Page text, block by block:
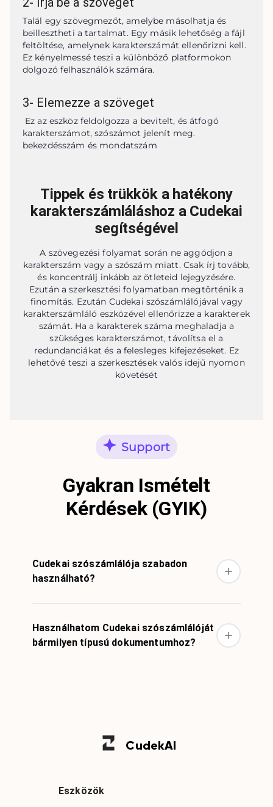
Talál egy szövegmezőt, amelybe másolhatja és
beillesztheti a tartalmat. Egy másik lehetőség a fájl
feltöltése, amelynek karakterszámát ellenőrizni kell.
Ez kényelmessé teszi a különböző platformokon
dolgozó felhasználók számára.
3- Elemezze a szöveget
karakterszámot, szószámot jelenít meg.
bekezdésszám és mondatszám
Tippek és trükkök a hatékony
karakterszámláláshoz a Cudekai
segítségével
A szövegezési folyamat során ne aggódjon a
karakterszám vagy a szószám miatt. Csak írj tovább,
és koncentrálj inkább az ötleteid lejegyzésére.
Ezután a szerkesztési folyamatban megtörténik a
finomítás. Ezután Cudekai szószámlálójával vagy
karakterszámláló eszközével ellenőrizze a karakterek
számát. Ha a karakterek száma meghaladja a
szükséges karakterszámot, távolítsa el a
redundanciákat és a felesleges kifejezéseket. Ez
lehetővé teszi a szerkesztések valós idejű nyomon
követését
Support
Gyakran Ismételt
Kérdések (GYIK)
Cudekai szószámlálója szabadon
használható?
Használhatom Cudekai szószámlálóját
bármilyen típusú dokumentumhoz?
CudekAI
Eszközök